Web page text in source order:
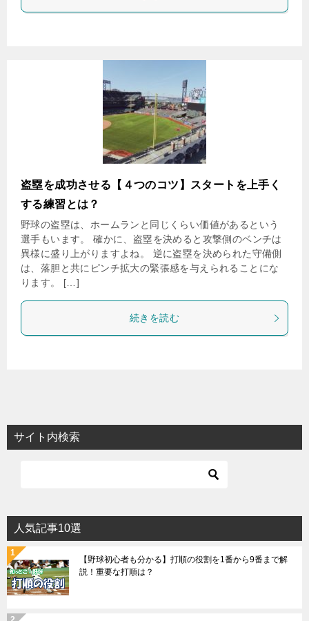
盗塁を成功させる【４つのコツ】スタートを上手く
する練習とは？
野球の盗塁は、ホームランと同じくらい価値があるという
選手もいます。 確かに、盗塁を決めると攻撃側のベンチは
異様に盛り上がりますよね。 逆に盗塁を決められた守備側
は、落胆と共にピンチ拡大の緊張感を与えられることにな
ります。 […]
続きを読む
サイト内検索
人気記事10選
【野球初心者も分かる】打順の役割を1番から9番まで解
説！重要な打順は？